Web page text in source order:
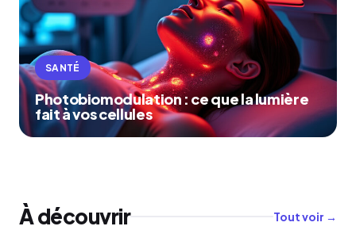
SANTÉ
Photobiomodulation : ce que la lumière
fait à vos cellules
À découvrir Tout voir →